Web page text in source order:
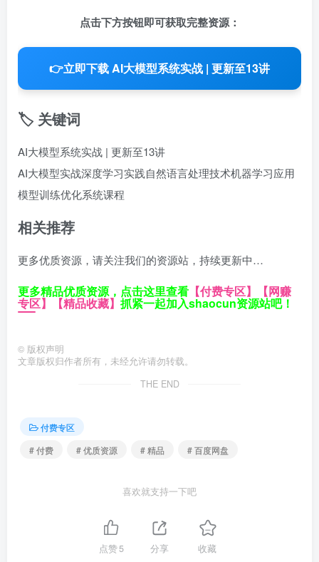
点击下方按钮即可获取完整资源：
👉立即下载 AI大模型系统实战 | 更新至13讲
🏷️ 关键词
AI大模型系统实战 | 更新至13讲
AI大模型实战深度学习实践自然语言处理技术机器学习应用
模型训练优化系统课程
相关推荐
更多优质资源，请关注我们的资源站，持续更新中…
更多精品优质资源，点击这里查看 【付费专区】 【网赚
专区】 【精品收藏】 抓紧一起加入shaocun资源站吧！
© 版权声明
文章版权归作者所有，未经允许请勿转载。
THE END
付费专区
# 付费
# 优质资源 # 精品 # 百度网盘
喜欢就支持一下吧
点赞5 分享 收藏